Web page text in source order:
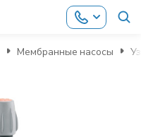
Мембранные насосы